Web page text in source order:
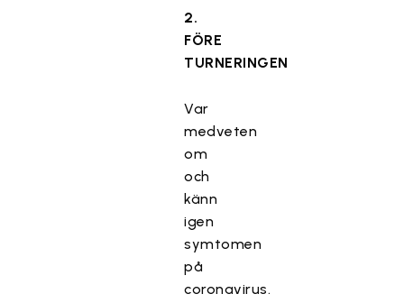
2.
FÖRE
TURNERINGEN
Var
medveten
om
och
känn
igen
symtomen
på
coronavirus.